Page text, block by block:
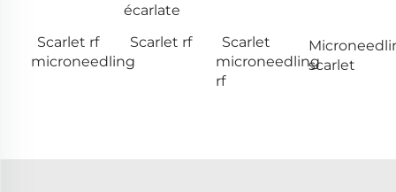
écarlate
Scarlet rf
microneedling
Scarlet rf
Scarlet
microneedling
rf
scarlet